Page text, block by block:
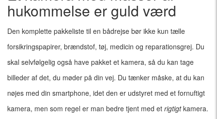
hukommelse er guld værd
Den komplette pakkeliste til en bådrejse bør ikke kun tælle
forsikringspapirer, brændstof, tøj, medicin og reparationsgrej. Du
skal selvfølgelig også have pakket et kamera, så du kan tage
billeder af det, du møder på din vej. Du tænker måske, at du kan
nøjes med din smartphone, idet den er udstyret med et fornuftigt
kamera, men som regel er man bedre tjent med et rigtigtkamera.